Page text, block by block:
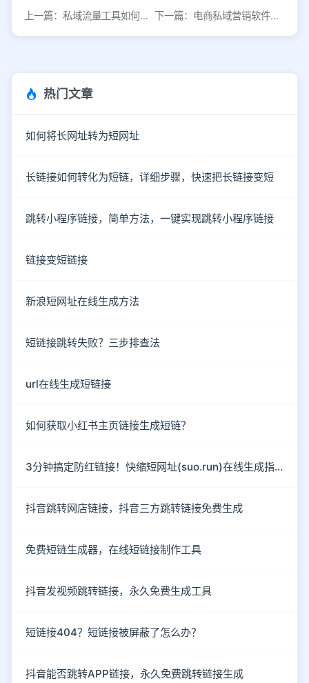
上一篇：私域流量工具如何高效变现？免费引流利器揭秘 下一篇：电商私域营销软件实现全域跳转引流至微信
热门文章
如何将长网址转为短网址
长链接如何转化为短链，详细步骤，快速把长链接变短
跳转小程序链接，简单方法，一键实现跳转小程序链接
链接变短链接
新浪短网址在线生成方法
短链接跳转失败？三步排查法
url在线生成短链接
如何获取小红书主页链接生成短链？
3分钟搞定防红链接！快缩短网址(suo.run)在线生成指南
抖音跳转网店链接，抖音三方跳转链接免费生成
免费短链生成器，在线短链接制作工具
抖音发视频跳转链接，永久免费生成工具
短链接404？短链接被屏蔽了怎么办？
抖音能否跳转APP链接，永久免费跳转链接生成